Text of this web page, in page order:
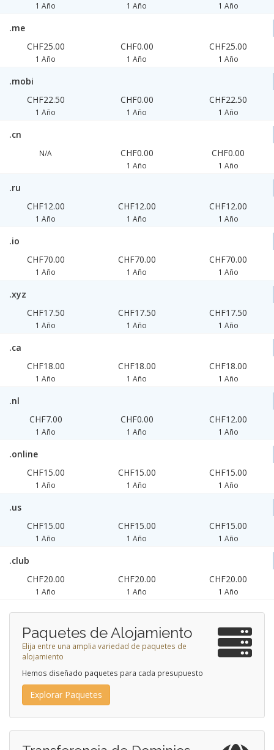
1 Año 1 Año 1 Año
.me
CHF25.00
1 Año
CHF0.00
1 Año
CHF25.00
1 Año
.mobi
CHF22.50
1 Año
CHF0.00
1 Año
CHF22.50
1 Año
.cn
N/A CHF0.00
1 Año
CHF0.00
1 Año
.ru
CHF12.00
1 Año
CHF12.00
1 Año
CHF12.00
1 Año
.io
CHF70.00
1 Año
CHF70.00
1 Año
CHF70.00
1 Año
.xyz
CHF17.50
1 Año
CHF17.50
1 Año
CHF17.50
1 Año
.ca
CHF18.00
1 Año
CHF18.00
1 Año
CHF18.00
1 Año
.nl
CHF7.00
1 Año
CHF0.00
1 Año
CHF12.00
1 Año
.online
CHF15.00
1 Año
CHF15.00
1 Año
CHF15.00
1 Año
.us
CHF15.00
1 Año
CHF15.00
1 Año
CHF15.00
1 Año
.club
CHF20.00
1 Año
CHF20.00
1 Año
CHF20.00
1 Año
Paquetes de Alojamiento
Elija entre una amplia variedad de paquetes de
alojamiento
Hemos diseñado paquetes para cada presupuesto
Explorar Paquetes